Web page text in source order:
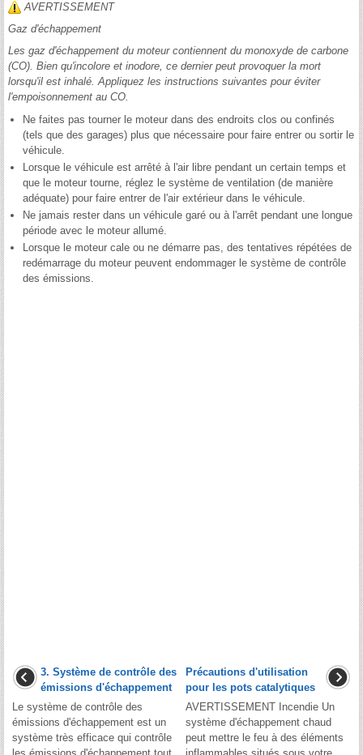
AVERTISSEMENT
Gaz d'échappement
Les gaz d'échappement du moteur contiennent du monoxyde de carbone
(CO). Bien qu'incolore et inodore, ce dernier peut provoquer la mort
lorsqu'il est inhalé. Appliquez les instructions suivantes pour éviter
l'empoisonnement au CO.
Ne faites pas tourner le moteur dans des endroits clos ou confinés
(tels que des garages) plus que nécessaire pour faire entrer ou sortir le
véhicule.
Lorsque le véhicule est arrêté à l'air libre pendant un certain temps et
que le moteur tourne, réglez le système de ventilation (de manière
adéquate) pour faire entrer de l'air extérieur dans le véhicule.
Ne jamais rester dans un véhicule garé ou à l'arrêt pendant une longue
période avec le moteur allumé.
Lorsque le moteur cale ou ne démarre pas, des tentatives répétées de
redémarrage du moteur peuvent endommager le système de contrôle
des émissions.
3. Système de contrôle des
émissions d'échappement
Le système de contrôle des
émissions d'échappement est un
système très efficace qui contrôle
Précautions d'utilisation
pour les pots catalytiques
AVERTISSEMENT Incendie Un
système d'échappement chaud
peut mettre le feu à des éléments